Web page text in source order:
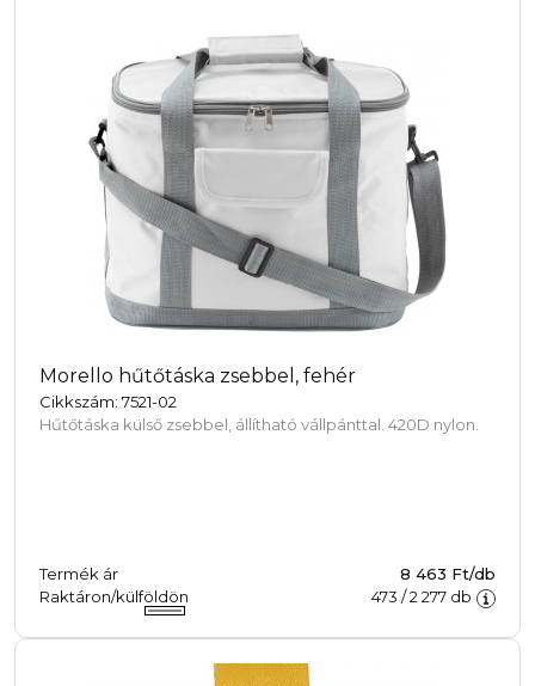
Morello hűtőtáska zsebbel, fehér
Cikkszám: 7521-02
Hűtőtáska külső zsebbel, állítható vállpánttal. 420D nylon.
Termék ár
8 463 Ft/db
Raktáron/külföldön
473 /2 277 db